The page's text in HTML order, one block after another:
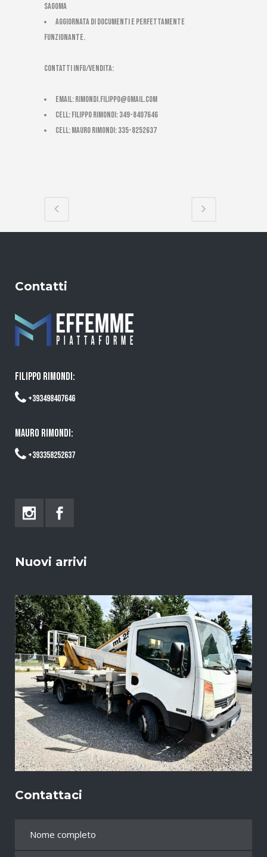
sagoma
AGGIORNATA DI DOCUMENTI E PERFETTAMENTE
FUNZIONANTE.
CONTATTI INFO/VENDITA:
email:rimondi.filippo@gmail.com
cell: Filippo Rimondi: 349-8407646
cell: Mauro Rimondi: 335-8252637
Contatti
FILIPPO RIMONDI:
+393498407646
MAURO RIMONDI:
+393358252637
Nuovi arrivi
Contattaci